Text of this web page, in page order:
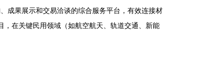
成果展示和交易洽谈的综合服务平台，有效连接材
在关键民用领域（如航空航天、轨道交通、新能